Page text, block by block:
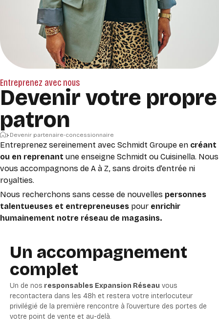
Entreprenez avec nous
Devenir votre propre
patron
Accueil
Devenir partenaire-concessionnaire
Entreprenez sereinement avec Schmidt Groupe en créant
ou en reprenant une enseigne Schmidt ou Cuisinella. Nous
vous accompagnons de A à Z, sans droits d’entrée ni
royalties.
Nous recherchons sans cesse de nouvelles personnes
talentueuses et entrepreneuses pour enrichir
humainement notre réseau de magasins.
Un accompagnement
complet
Un de nos responsables Expansion Réseau vous
recontactera dans les 48h et restera votre interlocuteur
privilégié de la première rencontre à l’ouverture des portes de
votre point de vente et au-delà.